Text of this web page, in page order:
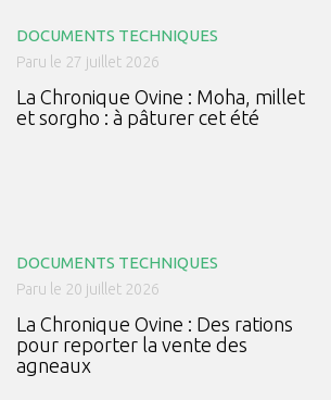
DOCUMENTS TECHNIQUES
Paru le 27 juillet 2026
La Chronique Ovine : Moha, millet
et sorgho : à pâturer cet été
DOCUMENTS TECHNIQUES
Paru le 20 juillet 2026
La Chronique Ovine : Des rations
pour reporter la vente des
agneaux